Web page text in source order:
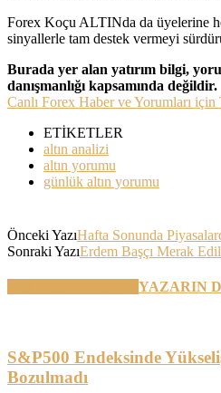
Forex Koçu ALTINda da üyelerine
sinyallerle tam destek vermeyi
Burada yer alan yatırım bilgi,
danışmanlığı kapsamında değildir.
Canlı Forex Haber ve Yorumları için
ETİKETLER
altın analizi
altın yorumu
günlük altın yorumu
Önceki YazıHafta Sonunda
Sonraki YazıErdem Başçı Merak
YAZARIN
S&P500 Endeksinde
Bozulmadı